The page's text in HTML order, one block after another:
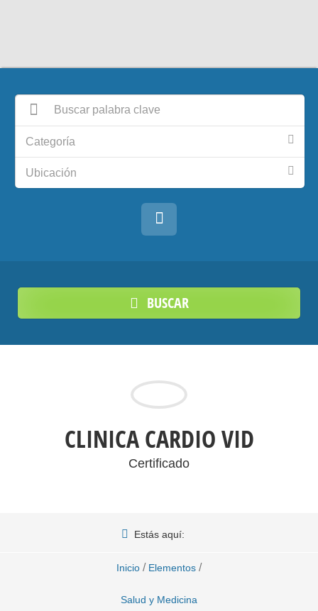
Categoría
Ubicación
BUSCAR
CLINICA CARDIO VID
Certificado
Estás aquí:
Inicio / Elementos /
Salud y Medicina